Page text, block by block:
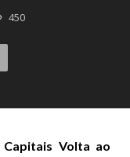
450
Volta ao